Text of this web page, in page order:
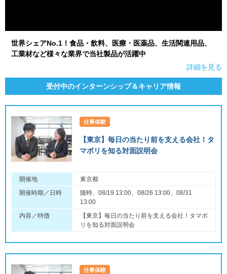
世界シェアNo.1！食品・飲料、医療・医薬品、生活関連用品、
工業材など様々な業界で当社製品が活躍中
詳細を見る
受付中のインターンシップ＆キャリア情報
仕事体験
【東京】毎日の当たり前を支える会社！タ
マポリを知る対面説明会
開催地
東京都
開催時期／日時
随時、08/19 13:00、08/26 13:00、08/31
13:00
内容／特徴
【東京】毎日の当たり前を支える会社！タマポ
リを知る対面説明会
仕事体験